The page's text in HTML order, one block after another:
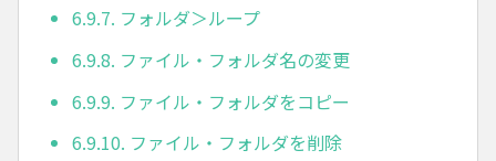
6.9.7. フォルダ＞ループ
6.9.8. ファイル・フォルダ名の変更
6.9.9. ファイル・フォルダをコピー
6.9.10. ファイル・フォルダを削除